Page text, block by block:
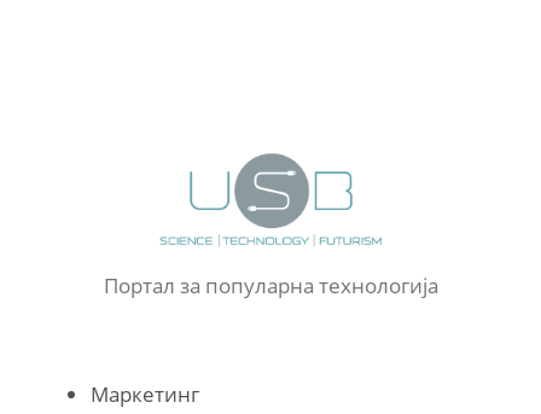
Портал за популарна технологија
Маркетинг